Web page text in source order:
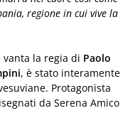
regione in cui vive la
vanta la regia di Paolo
, è stato interamente
Protagonista
da Serena Amico